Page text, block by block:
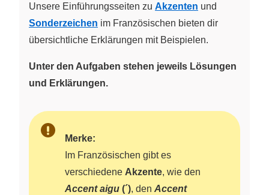
Unsere Einführungsseiten zu Akzenten und
Sonderzeichen im Französischen bieten dir
übersichtliche Erklärungen mit Beispielen.
Unter den Aufgaben stehen jeweils Lösungen
und Erklärungen.
Merke:
Im Französischen gibt es
verschiedene Akzente, wie den
Accent aigu (´), den Accent